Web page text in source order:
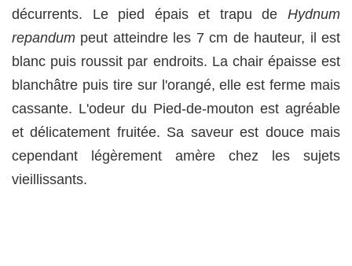
décurrents. Le pied épais et trapu de Hydnum
repandum peut atteindre les 7 cm de hauteur, il est
blanc puis roussit par endroits. La chair épaisse est
blanchâtre puis tire sur l'orangé, elle est ferme mais
cassante. L'odeur du Pied-de-mouton est agréable
et délicatement fruitée. Sa saveur est douce mais
cependant légèrement amère chez les sujets
vieillissants.